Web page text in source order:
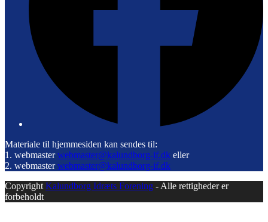
Materiale til hjemmesiden kan sendes til:
1. webmasterwebmaster@kalundborg-if.dk eller
2. webmasterwebmaster@kalundborg-if.dk
Copyright Kalundborg Idræts Forening - Alle rettigheder er
forbeholdt